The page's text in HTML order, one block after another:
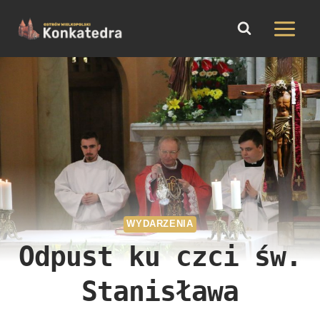
treści
WYDARZENIA
Odpust ku czci św.
Stanisława